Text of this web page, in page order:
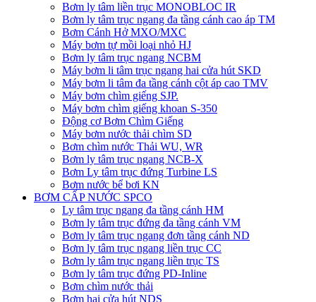
Bơm ly tâm liền trục MONOBLOC IR
Bơm ly tâm trục ngang đa tầng cánh cao áp TM
Bơm Cánh Hở MXO/MXC
Máy bơm tự mồi loại nhỏ HJ
Bơm ly tâm trục ngang NCBM
Máy bơm li tâm trục ngang hai cửa hút SKD
​Máy bơm li tâm đa tầng cánh cột áp cao TMV
Máy bơm chìm giếng SJP.
Máy bơm chìm giếng khoan S-350
Động cơ Bơm Chìm Giếng
​Máy bơm nước thải chìm SD
Bơm chìm nước Thải WU, WR
Bơm ly tâm trục ngang NCB-X
Bơm Ly tâm trục đứng Turbine LS
Bơm nước bể bơi KN
BƠM CẤP NƯỚC SPCO
Ly tâm trục ngang đa tầng cánh HM
Bơm ly tâm trục đứng đa tầng cánh VM
Bơm ly tâm trục ngang đơn tầng cánh ND
Bơm ly tâm trục ngang liền trục CC
Bơm ly tâm trục ngang liền trục TS
Bơm ly tâm trục đứng PD-Inline
Bơm chìm nước thải
Bơm hai cửa hút NDS